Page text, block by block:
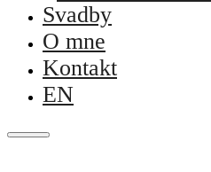
Svadby
O mne
Kontakt
EN